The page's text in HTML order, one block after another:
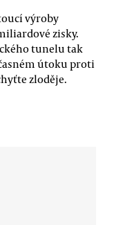
výroby
zisky.
tunelu tak
útoku proti
zloděje.